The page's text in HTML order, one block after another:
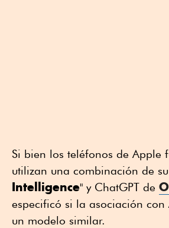
Si bien los teléfonos de Apple
utilizan una combinación de
Intelligence" y ChatGPT de
especificó si la asociación
un modelo similar.